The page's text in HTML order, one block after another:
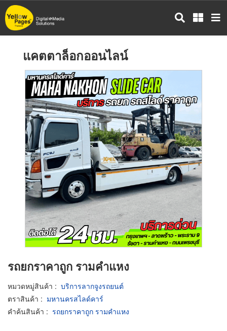
ข้าม
ไป
แคตตาล็อกออนไลน์
รถยกราคาถูก รามคำแหง
หมวดหมู่สินค้า : บริการลากจูงรถยนต์
ตราสินค้า : มหานครสไลด์คาร์
คำค้นสินค้า : รถยกราคาถูก รามคำแหง